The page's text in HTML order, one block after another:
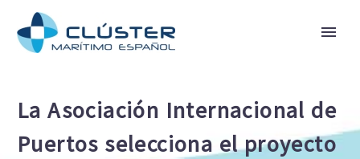
La Asociación Internacional de
Puertos selecciona el proyecto